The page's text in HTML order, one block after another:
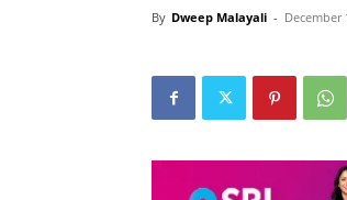
By Dweep Malayali - December